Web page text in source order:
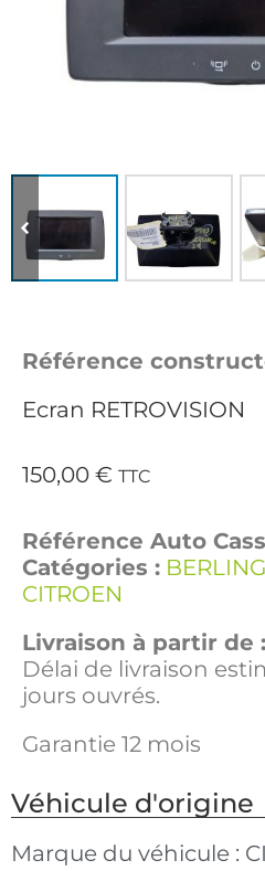
Référence
Ecran RETROVISION
150,00 € TTC
Référence Auto
Catégories :
CITROEN
Livraison à partir de :
Délai de livraison
jours ouvrés.
Garantie 12 mois
Véhicule d'origine
Marque du véhicule :